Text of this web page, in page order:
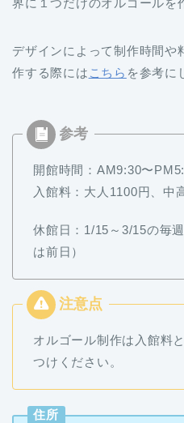
界に１つだけのオルゴールを
デザインによって制作時間や
作する際には こちら を参考に
開館時間：AM9:30〜
入館料：大人1100円、中
休館日：1/15～3/15の毎
は前日）
オルゴール制作は入館料
つけください。
住所